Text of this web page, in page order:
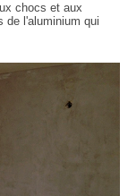
chocs et aux
de l'aluminium qui